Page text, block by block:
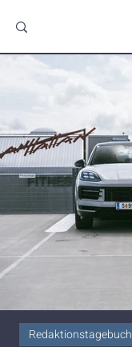
Redaktionstagebuch